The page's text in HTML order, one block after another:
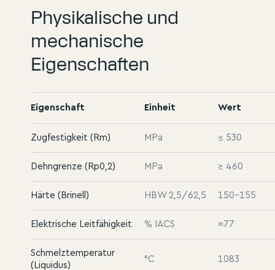
Physikalische und
mechanische
Eigenschaften
Eigenschaft Einheit Wert
Zugfestigkeit (Rm) MPa ≤ 530
Dehngrenze (Rp0,2) MPa ≥ 460
Härte (Brinell) HBW 2,5/62,5 150–155
Elektrische Leitfähigkeit % IACS ≈77
Schmelztemperatur
(Liquidus)
°C 1083